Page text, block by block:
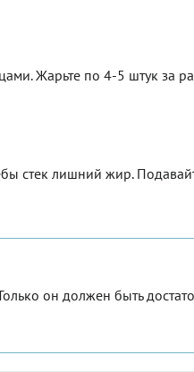
Жарьте по 4-5 штук за
стек лишний жир.
он должен быть